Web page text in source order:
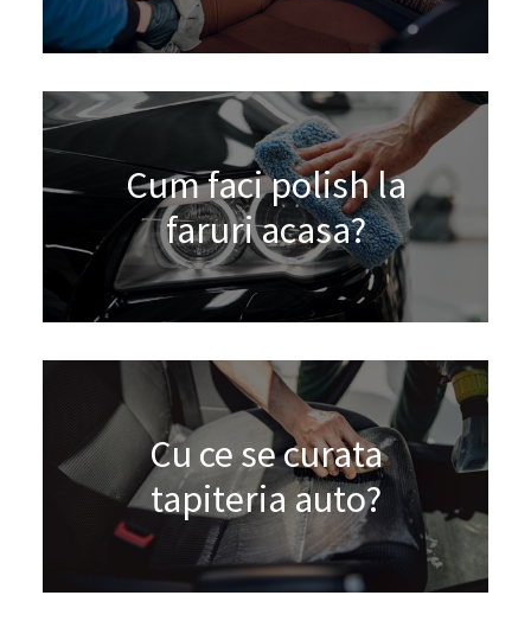
Cum faci polish la
faruri acasa?
Cu ce se curata
tapiteria auto?